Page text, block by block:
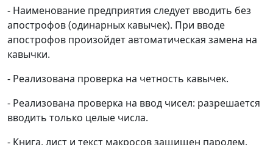
- Наименование предприятия следует вводить без
апострофов (одинарных кавычек). При вводе
апострофов произойдет автоматическая замена на
кавычки.
- Реализована проверка на четность кавычек.
- Реализована проверка на ввод чисел: разрешается
вводить только целые числа.
- Книга, лист и текст макросов защищен паролем.